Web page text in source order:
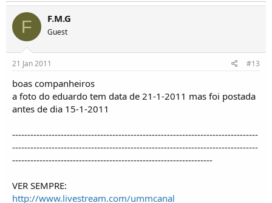
F F.M.G
Guest
21 Jan 2011 #13
boas companheiros
a foto do eduardo tem data de 21-1-2011 mas foi postada
antes de dia 15-1-2011
---------------------------------------------------------------------------------
---------------------------------------------------------------------------------
------------------------------------------------------------------
VER SEMPRE:
http://www.livestream.com/ummcanal